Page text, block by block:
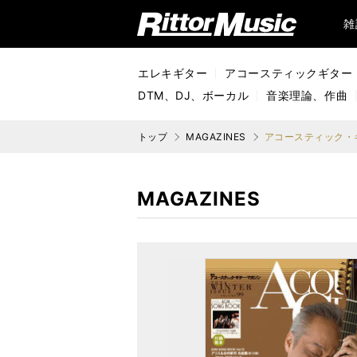
リットーミュージック (Rittor Music)
エレキギター
アコースティックギター
DTM、DJ、ボーカル
音楽理論、作曲
トップ MAGAZINES アコースティック
MAGAZINES